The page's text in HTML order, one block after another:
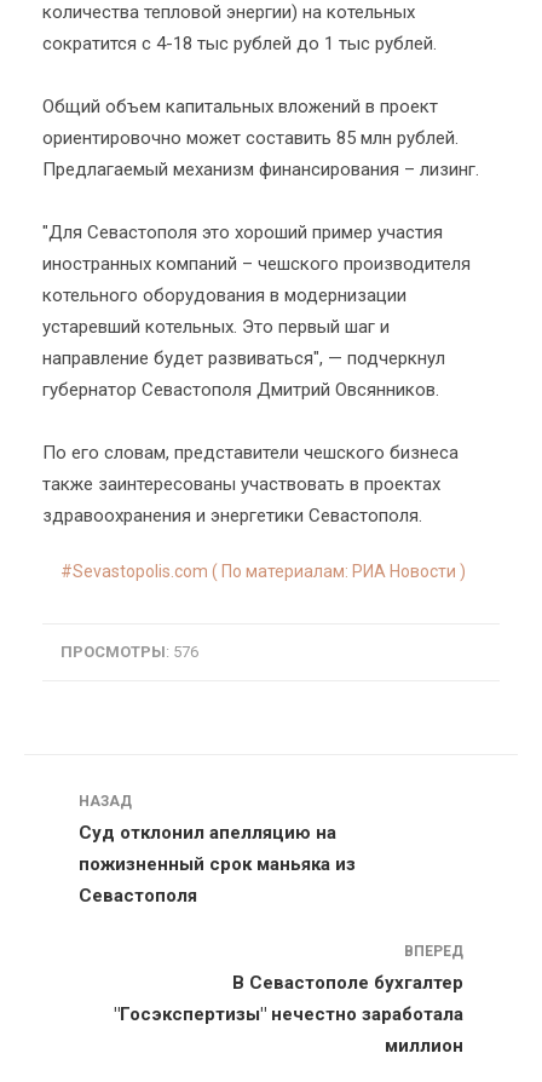
количества тепловой энергии) на котельных
сократится с 4-18 тыс рублей до 1 тыс рублей.
Общий объем капитальных вложений в проект
ориентировочно может составить 85 млн рублей.
Предлагаемый механизм финансирования – лизинг.
"Для Севастополя это хороший пример участия
иностранных компаний – чешского производителя
котельного оборудования в модернизации
устаревший котельных. Это первый шаг и
направление будет развиваться", — подчеркнул
губернатор Севастополя Дмитрий Овсянников.
По его словам, представители чешского бизнеса
также заинтересованы участвовать в проектах
здравоохранения и энергетики Севастополя.
Sevastopolis.com ( По материалам: РИА Новости )
ПРОСМОТРЫ: 576
Навигация
НАЗАД
Суд отклонил апелляцию на
пожизненный срок маньяка из
Севастополя
ВПЕРЕД
В Севастополе бухгалтер
"Госэкспертизы" нечестно заработала
миллион